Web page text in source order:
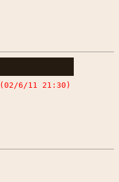
(02/6/11 21:30)